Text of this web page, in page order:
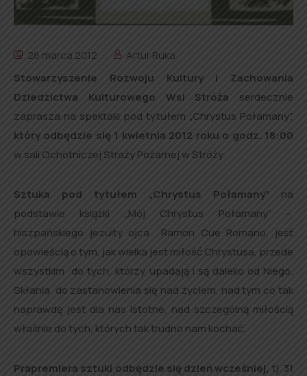
26 marca 2012
Artur Ruka
Stowarzyszenie Rozwoju Kultury i Zachowania
Dziedzictwa Kulturowego Wsi Stróża serdecznie
zaprasza na spektakl pod tytułem „Chrystus Połamany”,
który odbędzie się 1 kwietnia 2012 roku o godz. 18:00
w sali Ochotniczej Straży Pożarnej w Stróży.
Sztuka pod tytułem „Chrystus Połamany” na
podstawie książki „Mój Chrystus Połamany” –
hiszpańskiego jezuity ojca Ramon Cue Romano, jest
opowieścią o tym, jak wielka jest miłość Chrystusa, przede
wszystkim do tych, którzy upadają i są daleko od Niego.
Skłania do zastanowienia się nad życiem, nad tym co tak
naprawdę jest dla nas istotne, nad szczególną miłością
właśnie do tych, których tak trudno nam kochać.
Prapremiera sztuki odbędzie się dzień wcześniej, tj. 31